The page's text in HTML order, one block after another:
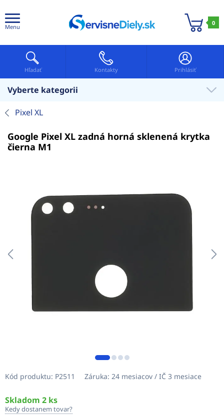
Menu
0
Hľadať Kontakty Prihlásiť
Vyberte kategorii
Pixel XL
Google Pixel XL zadná horná sklenená krytka
čierna M1
Kód produktu: P2511 Záruka: 24 mesiacov / IČ 3 mesiace
Skladom 2 ks
Kedy dostanem tovar?